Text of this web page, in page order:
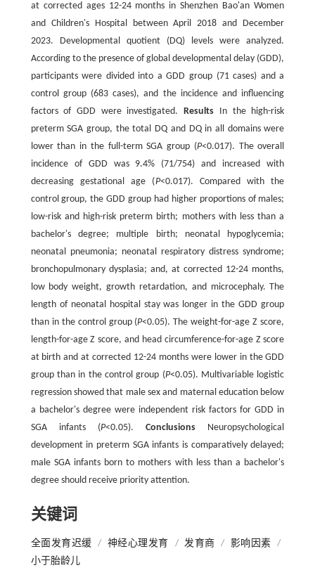
at corrected ages 12-24 months in Shenzhen Bao'an Women
and Children's Hospital between April 2018 and December
2023. Developmental quotient (DQ) levels were analyzed.
According to the presence of global developmental delay (GDD),
participants were divided into a GDD group (71 cases) and a
control group (683 cases), and the incidence and influencing
factors of GDD were investigated.Results In the high-risk
preterm SGA group, the total DQ and DQ in all domains were
lower than in the full-term SGA group (P<0.017). The overall
incidence of GDD was 9.4% (71/754) and increased with
decreasing gestational age (P<0.017). Compared with the
control group, the GDD group had higher proportions of males;
low-risk and high-risk preterm birth; mothers with less than a
bachelor's degree; multiple birth; neonatal hypoglycemia;
neonatal pneumonia; neonatal respiratory distress syndrome;
bronchopulmonary dysplasia; and, at corrected 12-24 months,
low body weight, growth retardation, and microcephaly. The
length of neonatal hospital stay was longer in the GDD group
than in the control group (P<0.05). The weight-for-age Z score,
length-for-age Z score, and head circumference-for-age Z score
at birth and at corrected 12-24 months were lower in the GDD
group than in the control group (P<0.05). Multivariable logistic
regression showed that male sex and maternal education below
a bachelor's degree were independent risk factors for GDD in
SGA infants (P<0.05).Conclusions Neuropsychological
development in preterm SGA infants is comparatively delayed;
male SGA infants born to mothers with less than a bachelor's
degree should receive priority attention.
关键词
全面发育迟缓 / 神经心理发育 / 发育商 / 影响因素
/
小于胎龄儿